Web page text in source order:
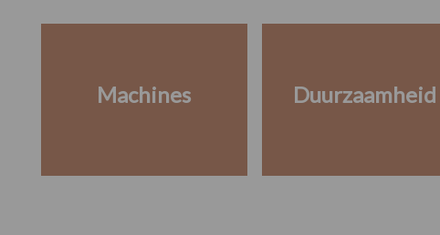
Machines Duurzaamheid